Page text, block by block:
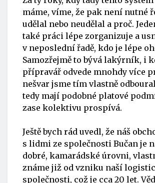
máme, víme, že pak není nutné
udělal nebo neudělal a proč.
také práci lépe zorganizuje a
v neposlední řadě, kdo je lépe
Samozřejmě to bývá lakýrník, i
přípravář odvede mnohdy více
nešvar jsme tím vlastně
tedy mají podobné platové
zase kolektivu prospívá.
Ještě bych rád uvedl, že náš
s lidmi ze společnosti Bučan je
dobré, kamarádské úrovni,
známe již od vzniku naší
společnosti, což je cca 20 let.